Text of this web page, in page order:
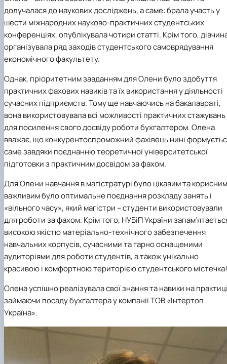
долучалася до наукових досліджень, а саме: брала участь у
шести міжнародних науково-практичних студентських
конференціях, опублікувала чотири статті. Крім того,
організувала ряд заходів студентського самоврядування
економічного факультету.
Однак, пріоритетним завданням для Олени було здобуття
практичних фахових навиків та їх використання у діяльності
сучасних підприємств. Тому ще навчаючись на бакалавраті,
вона використовувала всі можливості практичних стажувань
для посилення свого досвіду роботи бухгалтером. Олена
вважає, що конкурентоспроможний фахівець нині
саме завдяки поєднанню теоретичної університетської
підготовки з практичним досвідом за фахом.
Для Олени навчання в магістратурі було цікавим та
важливим було оптимальне поєднання розкладу занять і
«вільного часу», який магістри – студенти використовували
для роботи за фахом. Крім того, НУБіП України
високою якістю матеріально-технічного забезпечення
навчальних корпусів, сучасними та гарно оснащеними
аудиторіями для роботи студентів, а також унікально
красивою і комфортною територією студентського містечка!
Олена успішно реалізувала свої знання та навики на
займаючи посаду бухгалтера у компанії ТОВ «Інтертоп
Україна».